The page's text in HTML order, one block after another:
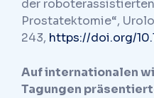
der
Prostatektomie“,
243, https://doi.org/
Auf internationalen
Tagungen